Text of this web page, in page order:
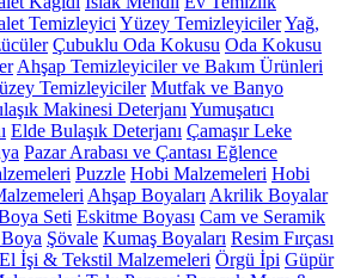
Temizleyici Yüzey TemizleyicilerYağ,
Çubuklu Oda Kokusu Oda Kokusu
Ahşap Temizleyiciler ve Bakım Ürünleri
Temizleyiciler Mutfak ve Banyo
Makinesi Deterjanı Yumuşatıcı
Elde Bulaşık Deterjanı Çamaşır Leke
Pazar Arabası ve Çantası Eğlence
Puzzle Hobi Malzemeleri Hobi
Ahşap Boyaları Akrilik Boyalar
Seti Eskitme Boyası Cam ve Seramik
Şövale Kumaş Boyaları Resim Fırçası
El İşi & Tekstil Malzemeleri Örgü İpi Güpür